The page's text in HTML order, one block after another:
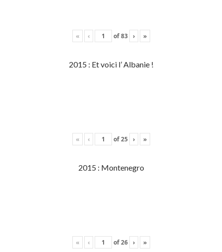
« ‹ of83 › »
2015 : Et voici l’ Albanie !
« ‹ of25 › »
2015 : Montenegro
« ‹ of26 › »